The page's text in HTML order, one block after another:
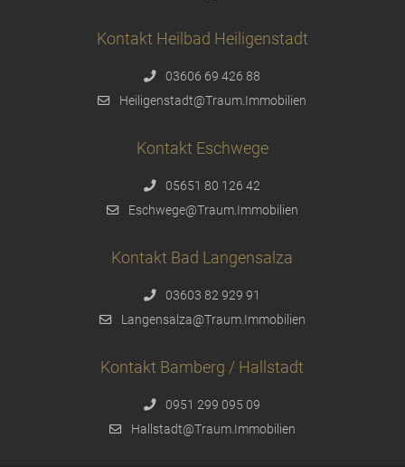
Kontakt Heilbad Heiligenstadt
03606 69 426 88
Heiligenstadt@Traum.Immobilien
Kontakt Eschwege
05651 80 126 42
Eschwege@Traum.Immobilien
Kontakt Bad Langensalza
03603 82 929 91
Langensalza@Traum.Immobilien
Kontakt Bamberg / Hallstadt
0951 299 095 09
Hallstadt@Traum.Immobilien